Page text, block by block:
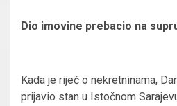
Dio imovine prebacio na
Kada je riječ o nekretninama,
prijavio stan u Istočnom